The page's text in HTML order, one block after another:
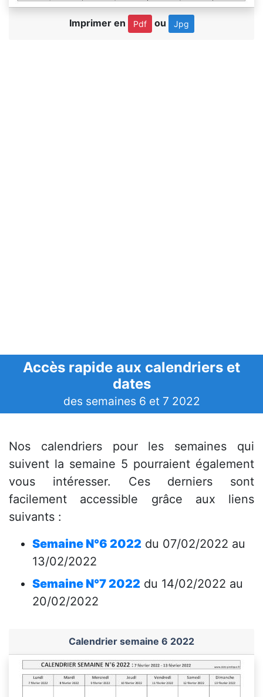
Imprimer en Pdf ou Jpg
Accès rapide aux calendriers et
dates
des semaines 6 et 7 2022
Nos calendriers pour les semaines qui
suivent la semaine 5 pourraient également
vous intéresser. Ces derniers sont
facilement accessible grâce aux liens
suivants :
Semaine N°6 2022 du 07/02/2022 au
13/02/2022
Semaine N°7 2022 du 14/02/2022 au
20/02/2022
Calendrier semaine 6 2022